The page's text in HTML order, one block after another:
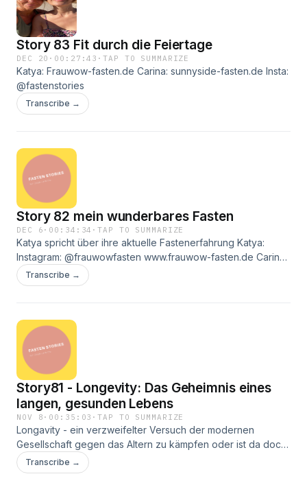
Story 83 Fit durch die Feiertage
DEC 20 · 00:27:43 ·TAP TO SUMMARIZE
Katya: Frauwow-fasten.de Carina: sunnyside-fasten.de Insta:
@fastenstories
Transcribe →
Story 82 mein wunderbares Fasten
DEC 6 · 00:34:34 ·TAP TO SUMMARIZE
Katya spricht über ihre aktuelle Fastenerfahrung Katya:
Instagram: @frauwowfasten www.frauwow-fasten.de Carina:
Instagram: @carins_sunnysidefasten www.sunnyside-
fasten.de
Transcribe →
Story81 - Longevity: Das Geheimnis eines
langen, gesunden Lebens
NOV 8 · 00:35:03 ·TAP TO SUMMARIZE
Longavity - ein verzweifelter Versuch der modernen
Gesellschaft gegen das Altern zu kämpfen oder ist da doch
was dran? Katya findet ihr hier: https://frauwow-fasten.de/
IG: https://www.instagram.com/frauwow_fasten/ Carina findet
Transcribe →